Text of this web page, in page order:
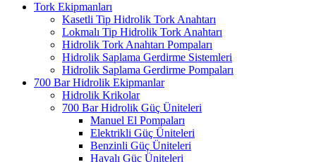
Tork Ekipmanları
Kasetli Tip Hidrolik Tork Anahtarı
Lokmalı Tip Hidrolik Tork Anahtarı
Hidrolik Tork Anahtarı Pompaları
Hidrolik Saplama Gerdirme Sistemleri
Hidrolik Saplama Gerdirme Pompaları
700 Bar Hidrolik Ekipmanlar
Hidrolik Krikolar
700 Bar Hidrolik Güç Üniteleri
Manuel El Pompaları
Elektrikli Güç Üniteleri
Benzinli Güç Üniteleri
Havalı Güç Üniteleri